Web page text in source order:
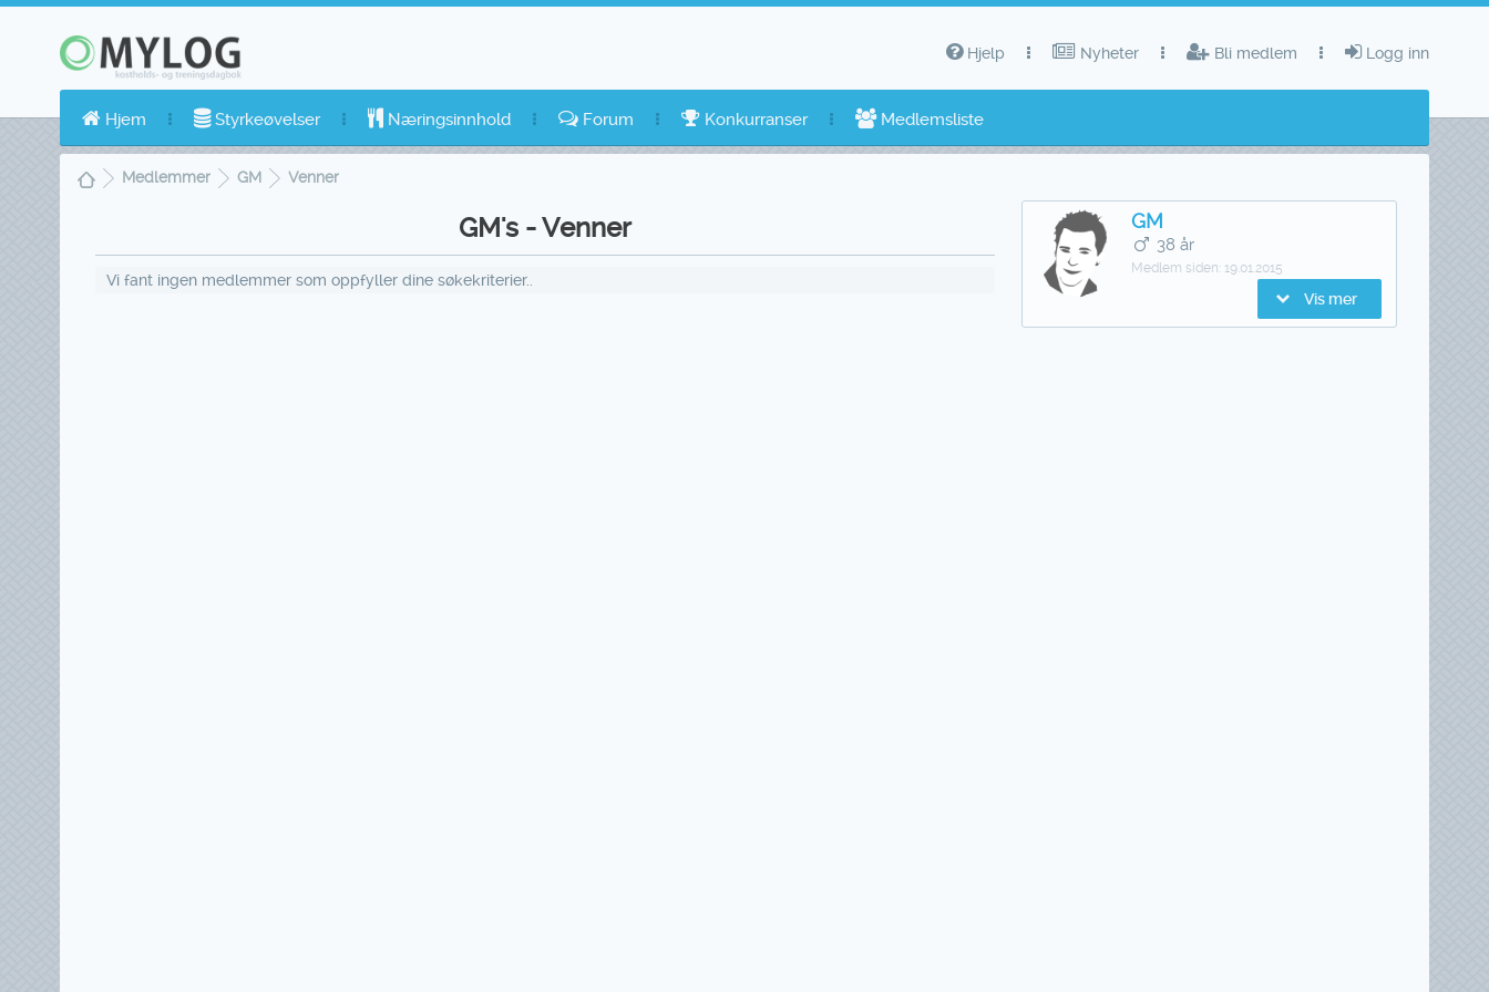
Logg inn
Bli medlem
Nyheter
Hjelp
Hjem Styrkeøvelser Næringsinnhold Forum Konkurranser Medlemsliste
Medlemmer GM Venner
GM's - Venner
Vi fant ingen medlemmer som oppfyller dine søkekriterier..
GM
38 år
Medlem siden:19.01.2015
Vis mer